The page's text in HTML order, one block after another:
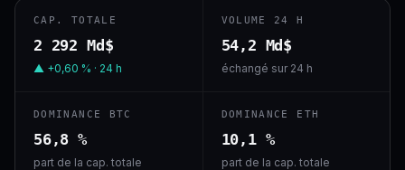
CAP. TOTALE
2 292 Md$
▲ +0,60 % · 24 h
VOLUME 24 H
54,2 Md$
échangé sur 24 h
DOMINANCE BTC
56,8 %
part de la cap. totale
DOMINANCE ETH
10,1 %
part de la cap. totale